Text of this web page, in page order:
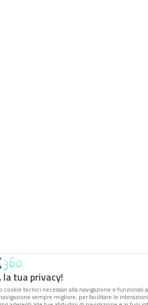
tua privacy!
cookie tecnici necessari alla navigazione e
sempre migliore, per facilitare le